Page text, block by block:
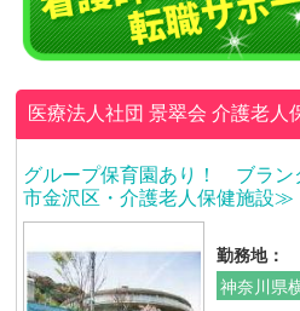
医療法人社団 景翠会介護老人
グループ保育園あり！ ブラ
市金沢区・介護老人保健施設≫
勤務地：
神奈川県